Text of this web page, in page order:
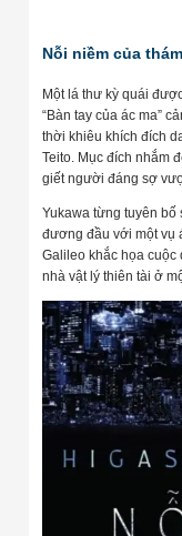
Nỗi niềm của
Một lá thư kỳ quái
“Bàn tay của ác ma”
thời khiêu khích đích
Teito. Mục đích nhắm
giết người đáng sợ
Yukawa từng tuyên
đương đầu với một vụ
Galileo khắc họa cuộc
nhà vật lý thiên tài ở